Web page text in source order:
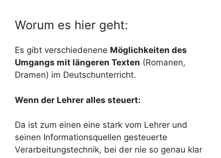
Worum es hier geht:
Es gibt verschiedenene Möglichkeiten des
Umgangs mit längeren Texten (Romanen,
Dramen) im Deutschunterricht.
Wenn der Lehrer alles steuert:
Da ist zum einen eine stark vom Lehrer und
seinen Informationsquellen gesteuerte
Verarbeitungstechnik, bei der nie so genau klar